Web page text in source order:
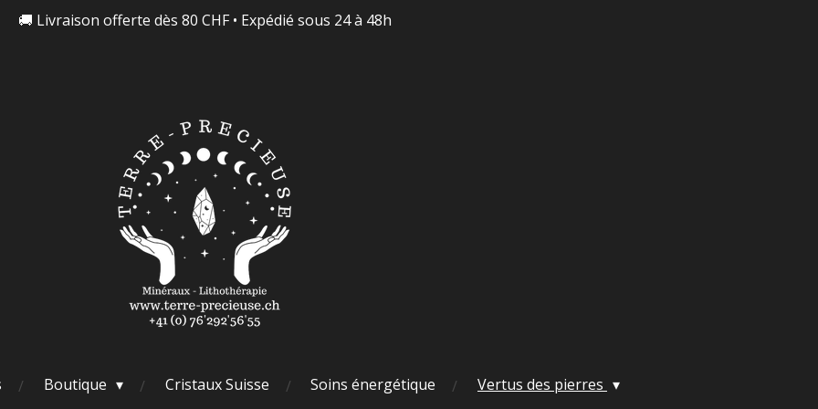
🚚 Livraison offerte dès 80 CHF • Expédié sous 24 à 48h
Boutique Cristaux Suisse Soins énergétique
Vertus des pierres